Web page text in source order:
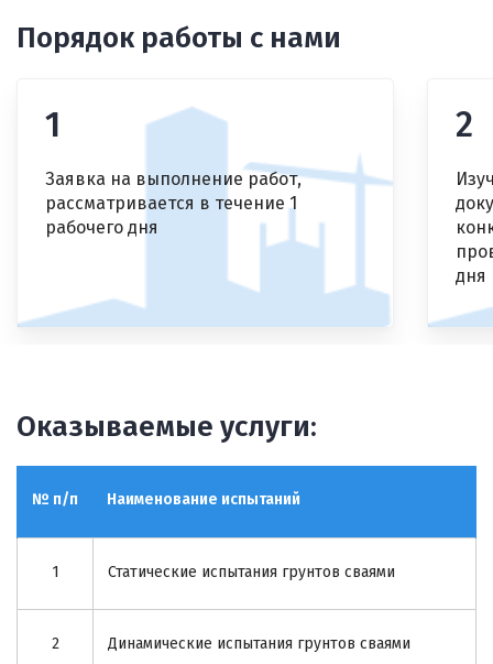
Порядок работы с нами
1
Заявка на выполнение работ,
рассматривается в течение 1
рабочего дня
2
дня
Оказываемые услуги:
№ п/п Наименование испытаний
1 Статические испытания грунтов сваями
2 Динамические испытания грунтов сваями